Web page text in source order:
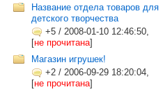
Название отдела товаров для
детского творчества
+5 / 2008-01-10 12:46:50,
[не прочитана]
Магазин игрушек!
+2 / 2006-09-29 18:20:04,
[не прочитана]